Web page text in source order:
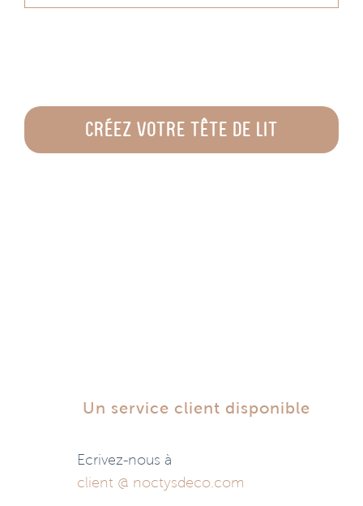
CRÉEZ VOTRE TÊTE DE LIT
Un service client disponible
Ecrivez-nous à
client @ noctysdeco.com